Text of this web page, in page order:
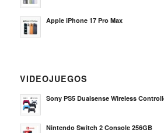
Apple iPhone 17 Pro Max
VIDEOJUEGOS
Sony PS5 Dualsense Wireless
Nintendo Switch 2 Console 256GB